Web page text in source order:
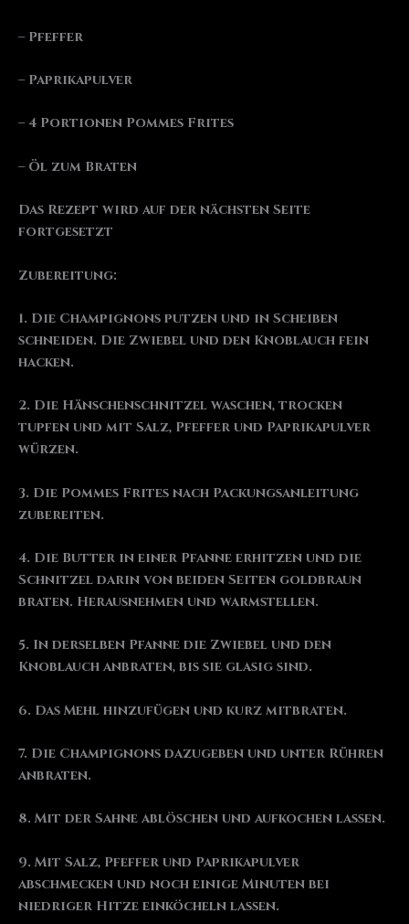
– Pfeffer
– Paprikapulver
– 4 Portionen Pommes Frites
– Öl zum Braten
Das Rezept wird auf der nächsten Seite
fortgesetzt
Zubereitung:
1. Die Champignons putzen und in Scheiben
schneiden. Die Zwiebel und den Knoblauch fein
hacken.
2. Die Hänschenschnitzel waschen, trocken
tupfen und mit Salz, Pfeffer und Paprikapulver
würzen.
3. Die Pommes Frites nach Packungsanleitung
zubereiten.
4. Die Butter in einer Pfanne erhitzen und die
Schnitzel darin von beiden Seiten goldbraun
braten. Herausnehmen und warmstellen.
5. In derselben Pfanne die Zwiebel und den
Knoblauch anbraten, bis sie glasig sind.
6. Das Mehl hinzufügen und kurz mitbraten.
7. Die Champignons dazugeben und unter Rühren
anbraten.
8. Mit der Sahne ablöschen und aufkochen lassen.
9. Mit Salz, Pfeffer und Paprikapulver
abschmecken und noch einige Minuten bei
niedriger Hitze einköcheln lassen.